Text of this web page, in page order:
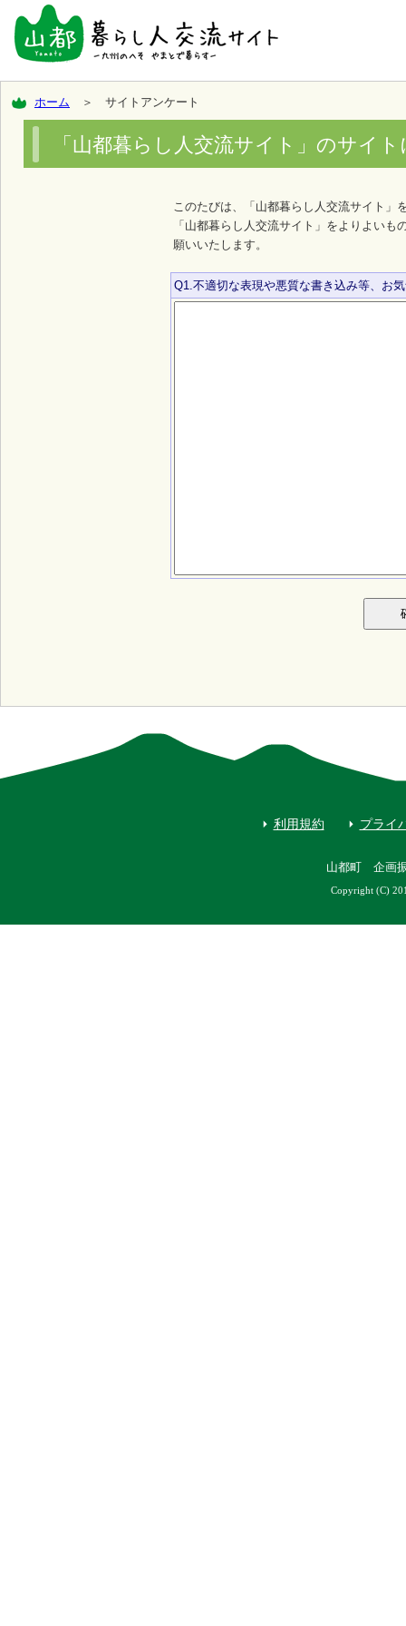
ホーム ＞ サイトアンケート
「山都暮らし人交流サイト」のサイ
このたびは、「山都暮らし人交流サイト」
「山都暮らし人交流サイト」をよりよい
願いいたします。
Q1.不適切な表現や悪質な書き込み等、お
利用規約 プライ
山都町 企画
Copyright (C)